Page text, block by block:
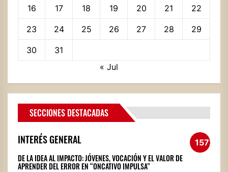
16 17 18 19 20 21 22
23 24 25 26 27 28 29
30
31
« Jul
SECCIONES DESTACADAS
INTERÉS GENERAL 1572
DE LA IDEA AL IMPACTO: JÓVENES, VOCACIÓN Y EL VALOR DE
APRENDER DEL ERROR EN “ONCATIVO IMPULSA”